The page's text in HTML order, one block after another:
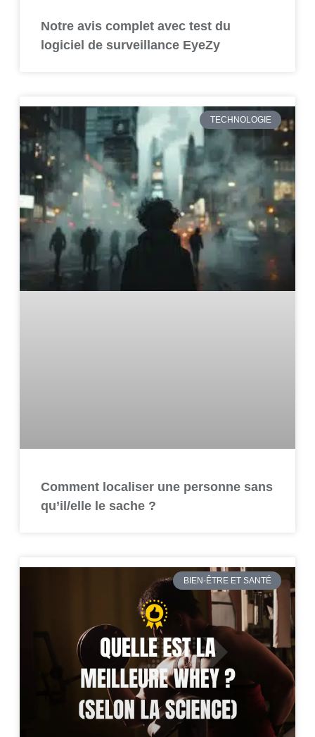
Notre avis complet avec test du
logiciel de surveillance EyeZy
TECHNOLOGIE
Comment localiser une personne sans
qu’il/elle le sache ?
BIEN-ÊTRE ET SANTÉ